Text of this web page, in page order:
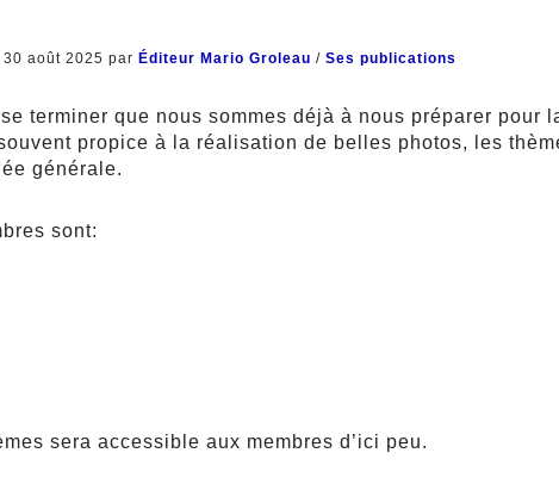
30 août 2025 parÉditeur Mario Groleau /Ses publications
terminer que nous sommes déjà à nous préparer pour
propice à la réalisation de belles photos, les
générale.
sont:
sera accessible aux membres d’ici peu.